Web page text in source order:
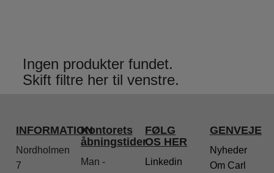
Ingen produkter fundet.
Skift filtre her til venstre.
INFORMATION
Nordholmen
7
Kontorets
åbningstider
Man -
FØLG
OS HER
Linkedin
GENVEJE
Nyheder
Om Carl